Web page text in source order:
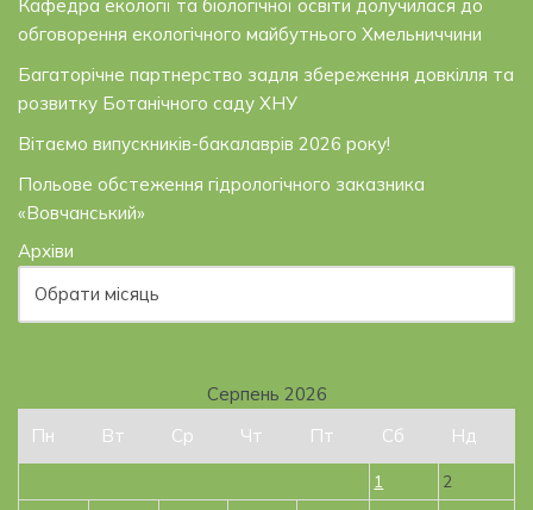
Кафедра екології та біологічної освіти долучилася до
обговорення екологічного майбутнього Хмельниччини
Багаторічне партнерство задля збереження довкілля та
розвитку Ботанічного саду ХНУ
Вітаємо випускників-бакалаврів 2026 року!
Польове обстеження гідрологічного заказника
«Вовчанський»
Архіви
Серпень 2026
Пн
Вт Ср Чт Пт Сб Нд
1
2